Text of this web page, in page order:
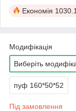
Економія
Модифікація
Виберіть
пуф 160*50*52
Під замовлення